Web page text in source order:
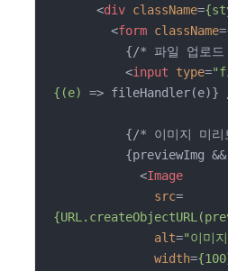
<div className=
<form className=
<input type=
{(e)
=> fileHandler(e)}
<Image
src=
alt="이미
width=